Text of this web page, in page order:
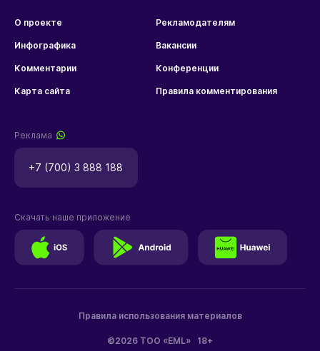
О проекте Рекламодателям
Инфографика Вакансии
Комментарии Конференции
Карта сайта Правила комментирования
Реклама
+7 (700) 3 888 188
©2026 ТОО «EML» 18+
Правила использования материалов
Скачать наше приложение